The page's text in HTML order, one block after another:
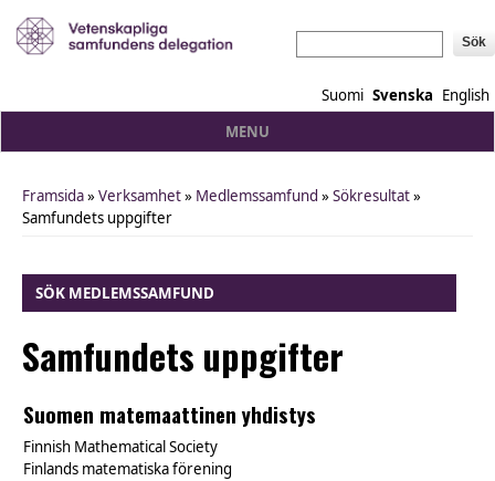
Suomi Svenska English
MENU
You are here
Framsida»Verksamhet» Medlemssamfund »Sökresultat»
Samfundets uppgifter
SÖK MEDLEMSSAMFUND
Samfundets uppgifter
Suomen matemaattinen yhdistys
Finnish Mathematical Society
Finlands matematiska förening